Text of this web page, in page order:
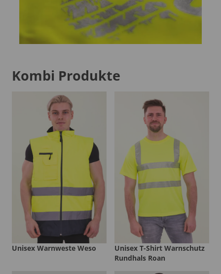
Kombi Produkte
Unisex Warnweste Weso
Unisex T-Shirt Warnschutz
Rundhals Roan